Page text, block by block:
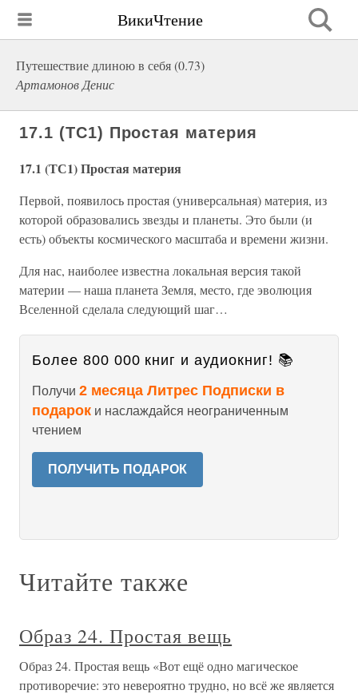
ВикиЧтение
Путешествие длиною в себя (0.73)
Артамонов Денис
17.1 (ТС1) Простая материя
17.1 (ТС1) Простая материя
Первой, появилось простая (универсальная) материя, из
которой образовались звезды и планеты. Это были (и
есть) объекты космического масштаба и времени жизни.
Для нас, наиболее известна локальная версия такой
материи — наша планета Земля, место, где эволюция
Вселенной сделала следующий шаг…
Более 800 000 книг и аудиокниг! 📚
Получи 2 месяца Литрес Подписки в
подарок и наслаждайся неограниченным
чтением
ПОЛУЧИТЬ ПОДАРОК
Читайте также
Образ 24. Простая вещь
Образ 24. Простая вещь «Вот ещё одно магическое
противоречие: это невероятно трудно, но всё же является